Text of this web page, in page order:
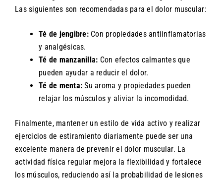
Las siguientes son recomendadas para el dolor muscular:
Té de jengibre:Con propiedades antiinflamatorias
y analgésicas.
Té de manzanilla: Con efectos calmantes que
pueden ayudar a reducir el dolor.
Té de menta: Su aroma y propiedades pueden
relajar los músculos y aliviar la incomodidad.
Finalmente, mantener un estilo de vida activo y realizar
ejercicios de estiramiento diariamente puede ser una
excelente manera de prevenir el dolor muscular. La
actividad física regular mejora la flexibilidad y fortalece
los músculos, reduciendo así la probabilidad de lesiones